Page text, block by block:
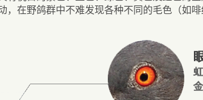
，在野鸽群中不难发现各种不同的毛色（如